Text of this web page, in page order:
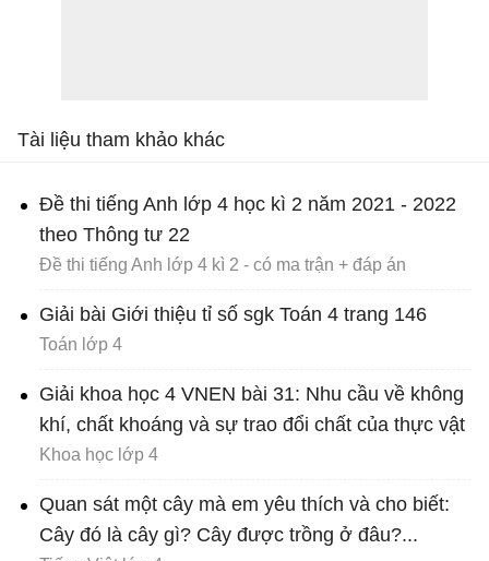
Tài liệu tham khảo khác
Đề thi tiếng Anh lớp 4 học kì 2 năm 2021 - 2022
theo Thông tư 22
Đề thi tiếng Anh lớp 4 kì 2 - có ma trận + đáp án
Giải bài Giới thiệu tỉ số sgk Toán 4 trang 146
Toán lớp 4
Giải khoa học 4 VNEN bài 31: Nhu cầu về không
khí, chất khoáng và sự trao đổi chất của thực vật
Khoa học lớp 4
Quan sát một cây mà em yêu thích và cho biết:
Cây đó là cây gì? Cây được trồng ở đâu?...